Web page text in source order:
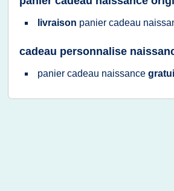
livraison panier cadeau
cadeau personnalise
panier cadeau naissance